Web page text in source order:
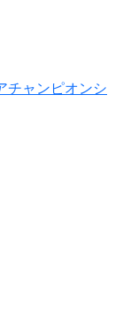
チャンピオンシ